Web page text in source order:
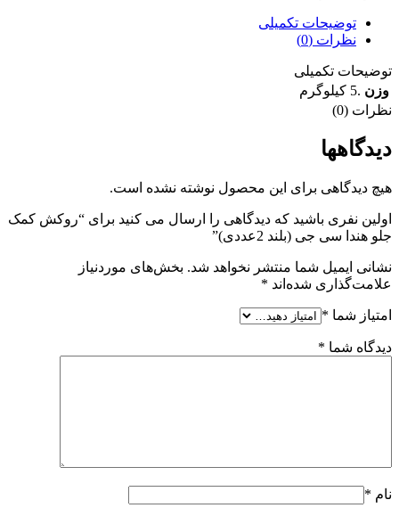
توضیحات تکمیلی
نظرات (0)
توضیحات تکمیلی
وزن .5 کیلوگرم
نظرات (0)
دیدگاهها
هیچ دیدگاهی برای این محصول نوشته نشده است.
اولین نفری باشید که دیدگاهی را ارسال می کنید برای “روکش کمک
جلو هندا سی جی (بلند 2عددی)”
نشانی ایمیل شما منتشر نخواهد شد. بخش‌های موردنیاز
علامت‌گذاری شده‌اند *
امتیاز شما *
دیدگاه شما *
نام *